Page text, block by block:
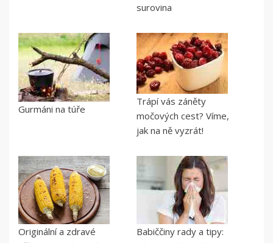
surovina
Gurmáni na túře
Trápí vás záněty
močových cest? Víme,
jak na ně vyzrát!
Originální a zdravé
Babiččiny rady a tipy: